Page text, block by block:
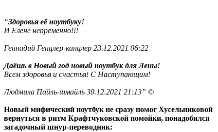
“Здоровья её ноутбуку!
И Елене непременно!!!
Геннадий Генцлер-канцлер 23.12.2021 06:22
Даёшь в Новый год новый ноутбук для Лены!
Всем здоровья и счастья! С Наступающим!
Людмила Пайль-шмайль 30.12.2021 21:13” ©
Новый мифический ноутбук не сразу помог Хусельниковой
вернуться в ритм Крафтчуковской помойки, понадобился
загадочный шнур-переводник: